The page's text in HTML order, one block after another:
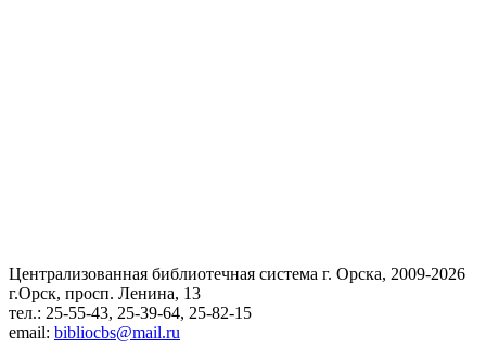
Централизованная библиотечная система г. Орска, 2009-2026
г.Орск, просп. Ленина, 13
тел.: 25-55-43, 25-39-64, 25-82-15
email: bibliocbs@mail.ru